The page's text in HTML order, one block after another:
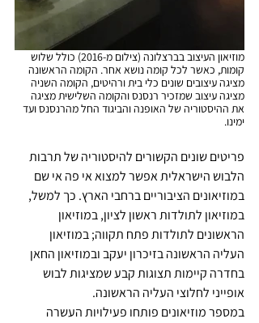
מוזיאון העיצוב בברצלונה (צילום מ-2016) כולל שלוש
קומות, כאשר לכל קומה נושא אחר. הקומה הראשונה
מציגה עיצובים שונים כלי בית ורהיטים, הקומה השניה
מציגה עיצוב שמזכיר רנסנס והקומה השלישית מציגה
את ההיסטוריה של האופנה והביגוד החל מהרנסנס ועד
ימינו.
פריטים שונים הקשורים להיסטוריה של תרבות
הלבוש הישראלית אפשר למצוא אי פה אי שם
במוזיאונים הציבוריים ברחבי הארץ. כך למשל,
במוזיאון לתולדות ראשון לציון, במוזיאון
הראשונים לתולדות פתח תקווה; במוזיאון
העליה הראשונה בזיכרון יעקב ובמוזיאון החאן
בחדרה קיימות תצוגות קבע שמציגות לבוש
אופייני לחלוצי העליה הראשונה.
במספר מוזיאונים פותחו פעילויות העשרה